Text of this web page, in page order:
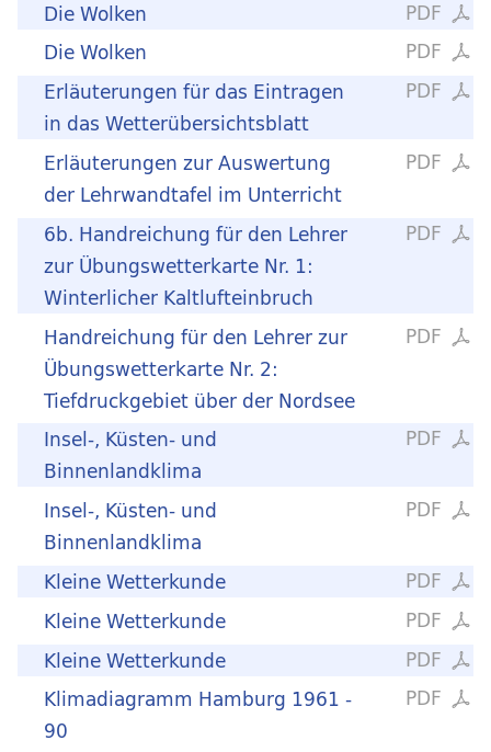
PDF
Die Wolken
PDF
Die Wolken
PDF
Erläuterungen für das Eintragen
in das Wetterübersichtsblatt
PDF
Erläuterungen zur Auswertung
der Lehrwandtafel im Unterricht
PDF
6b. Handreichung für den Lehrer
zur Übungswetterkarte Nr. 1:
Winterlicher Kaltlufteinbruch
PDF
Handreichung für den Lehrer zur
Übungswetterkarte Nr. 2:
Tiefdruckgebiet über der Nordsee
PDF
Insel-, Küsten- und
Binnenlandklima
PDF
Insel-, Küsten- und
Binnenlandklima
PDF
Kleine Wetterkunde
PDF
Kleine Wetterkunde
PDF
Kleine Wetterkunde
PDF
Klimadiagramm Hamburg 1961 -
90